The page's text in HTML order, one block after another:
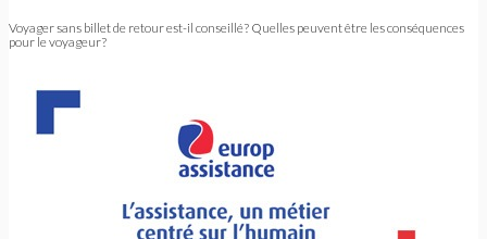
Voyager sans billet de retour est-il conseillé? Quelles peuvent être les conséquences
pour le voyageur?